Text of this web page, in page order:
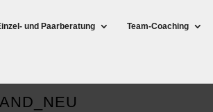
und Paarberatung Team-Coaching